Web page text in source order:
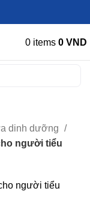
0 items 0 VND
dinh dưỡng
người tiểu